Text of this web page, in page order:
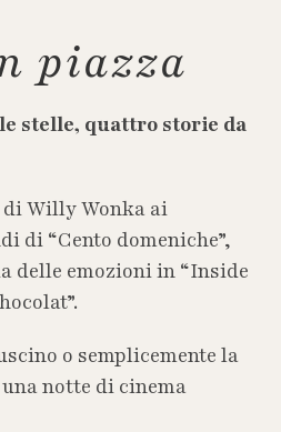
piazza
stelle, quattro storie da
Willy Wonka ai
di “Cento domeniche”,
delle emozioni in “Inside
o semplicemente la
notte di cinema